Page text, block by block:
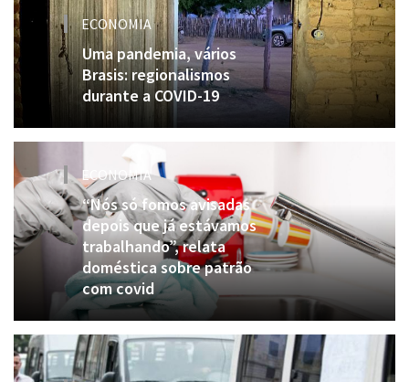
ECONOMIA
Uma pandemia, vários
Brasis: regionalismos
durante a COVID-19
ECONOMIA
“Nós só fomos avisadas
depois que já estávamos
trabalhando”, relata
doméstica sobre patrão
com covid